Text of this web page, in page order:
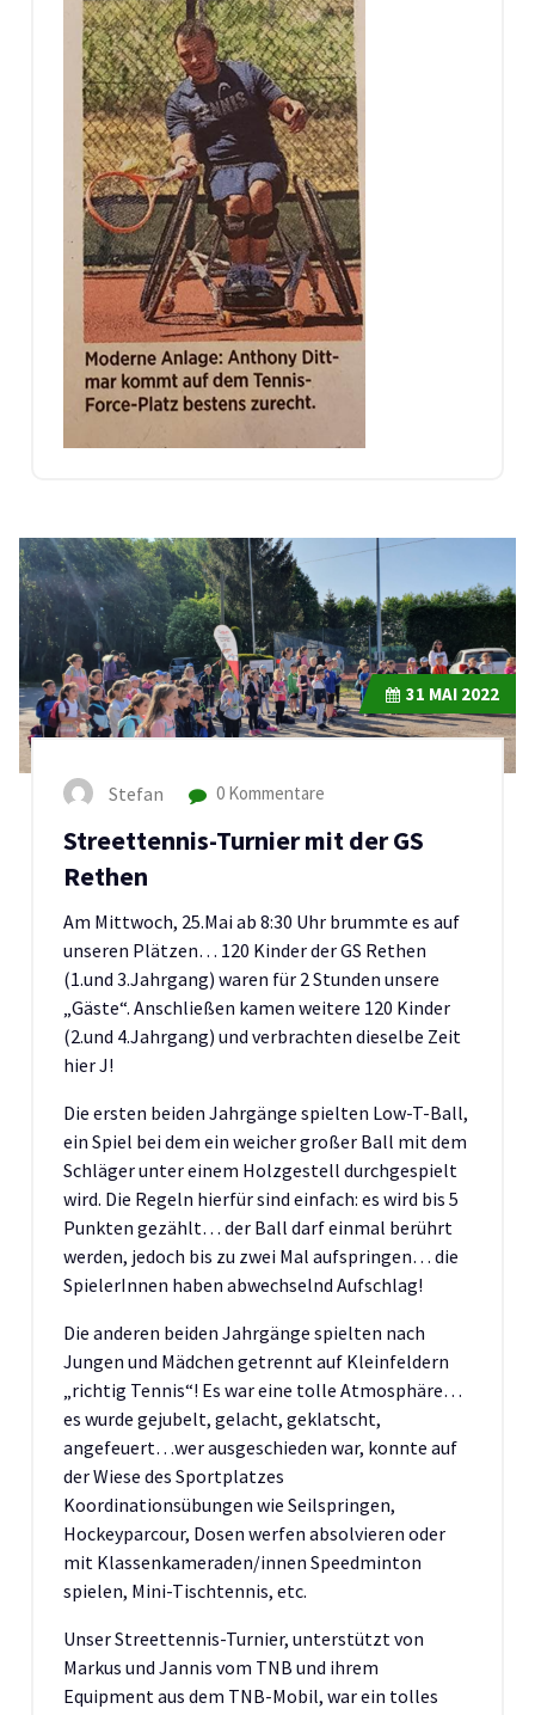
31 MAI 2022
Stefan 0 Kommentare
Streettennis-Turnier mit der GS
Rethen
Am Mittwoch, 25.Mai ab 8:30 Uhr brummte es auf
unseren Plätzen… 120 Kinder der GS Rethen
(1.und 3.Jahrgang) waren für 2 Stunden unsere
„Gäste“. Anschließen kamen weitere 120 Kinder
(2.und 4.Jahrgang) und verbrachten dieselbe Zeit
hier J!
Die ersten beiden Jahrgänge spielten Low-T-Ball,
ein Spiel bei dem ein weicher großer Ball mit dem
Schläger unter einem Holzgestell durchgespielt
wird. Die Regeln hierfür sind einfach: es wird bis 5
Punkten gezählt… der Ball darf einmal berührt
werden, jedoch bis zu zwei Mal aufspringen… die
SpielerInnen haben abwechselnd Aufschlag!
Die anderen beiden Jahrgänge spielten nach
Jungen und Mädchen getrennt auf Kleinfeldern
„richtig Tennis“! Es war eine tolle Atmosphäre…
es wurde gejubelt, gelacht, geklatscht,
angefeuert…wer ausgeschieden war, konnte auf
der Wiese des Sportplatzes
Koordinationsübungen wie Seilspringen,
Hockeyparcour, Dosen werfen absolvieren oder
mit Klassenkameraden/innen Speedminton
spielen, Mini-Tischtennis, etc.
Unser Streettennis-Turnier, unterstützt von
Markus und Jannis vom TNB und ihrem
Equipment aus dem TNB-Mobil, war ein tolles